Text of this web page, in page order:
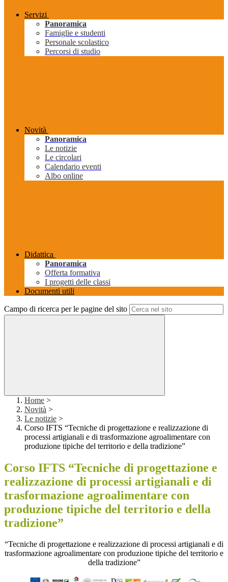
Servizi
Panoramica
Famiglie e studenti
Personale scolastico
Percorsi di studio
Novità
Panoramica
Le notizie
Le circolari
Calendario eventi
Albo online
Didattica
Panoramica
Offerta formativa
I progetti delle classi
Documenti utili
Campo di ricerca per le pagine del sito
Home >
Novità >
Le notizie >
Corso IFTS “Tecniche di progettazione e realizzazione di
processi artigianali e di trasformazione agroalimentare con
produzione tipiche del territorio e della tradizione”
Corso IFTS “Tecniche di progettazione e
realizzazione di processi artigianali e di
trasformazione agroalimentare con
produzione tipiche del territorio e della
tradizione”
“Tecniche di progettazione e realizzazione di processi artigianali e di
trasformazione agroalimentare con produzione tipiche del territorio e
della tradizione”